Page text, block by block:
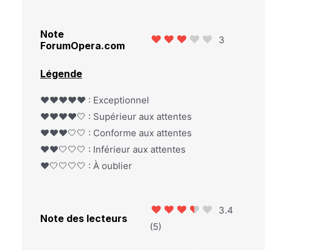
Note
ForumOpera.com
3
Légende
❤️❤️❤️❤️❤️ : Exceptionnel
❤️❤️❤️❤️🤍 : Supérieur aux attentes
❤️❤️❤️🤍🤍 : Conforme aux attentes
❤️❤️🤍🤍🤍 : Inférieur aux attentes
❤️🤍🤍🤍🤍 : À oublier
Note des lecteurs
3.4
(5)